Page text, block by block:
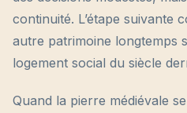
continuité. L’étape suivante
autre patrimoine longtemps
logement social du siècle
Quand la pierre médiévale